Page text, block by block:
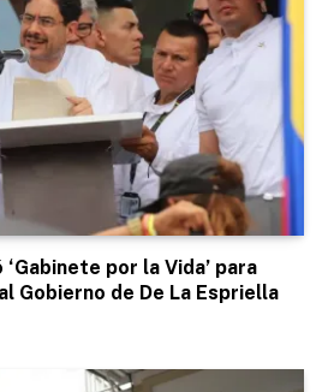
‘Gabinete por la Vida’ para
Gobierno de De La Espriella